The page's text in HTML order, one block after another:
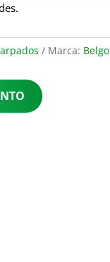
Marca: Belgo